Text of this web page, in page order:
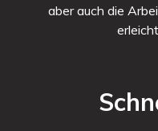
aber auch die